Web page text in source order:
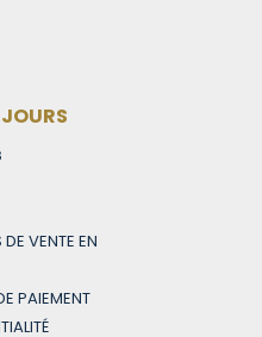
VENTE EN
PAIEMENT